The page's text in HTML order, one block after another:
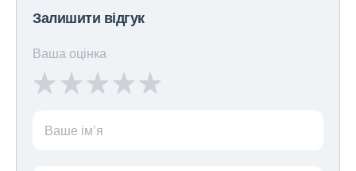
Залишити відгук
Ваша оцінка
Ваше ім’я